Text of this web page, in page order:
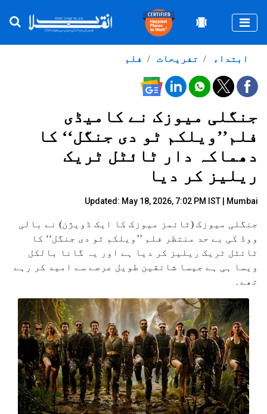
فلم تفریحات ابتداء
جنگلی میوزک نے کامیڈی
فلم’’ویلکم ٹو دی جنگل‘‘ کا
دھماکہ دار ٹائٹل ٹریک
ریلیز کر دیا
Updated: May 18, 2026, 7:02 PM IST | Mumbai
جنگلی میوزک (ٹائمز میوزک کا ایک ڈویژن) نے بالی
ووڈ کی بے حد منتظر فلم ’’ویلکم ٹو دی جنگل‘‘ کا
ٹائٹل ٹریک ریلیز کر دیا ہے اور یہ گانا بالکل
ویسا ہی ہے جیسا شائقین طویل عرصے سے امید کر رہے
تھے۔